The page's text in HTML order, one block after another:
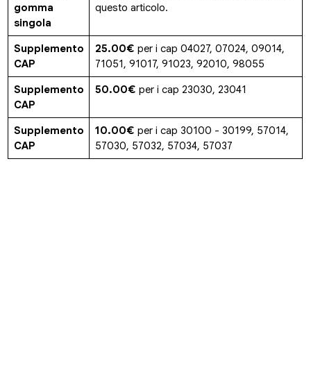
gomma
singola
questo articolo.
Supplemento
CAP
25.00€ per i cap 04027, 07024, 09014,
71051, 91017, 91023, 92010, 98055
Supplemento
CAP
50.00€ per i cap 23030, 23041
Supplemento
CAP
10.00€ per i cap 30100 - 30199, 57014,
57030, 57032, 57034, 57037